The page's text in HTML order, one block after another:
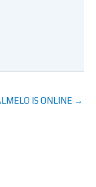
IS ONLINE →